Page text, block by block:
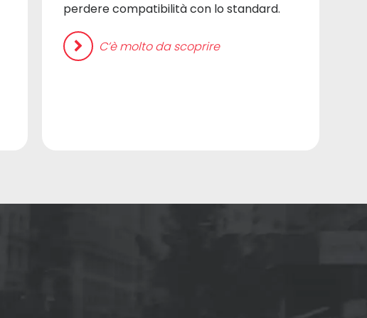
perdere compatibilità con lo standard.
C’è molto da scoprire